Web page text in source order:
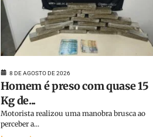
8 DE AGOSTO DE 2026
Homem é preso com quase 15
Kg de...
Motorista realizou uma manobra brusca ao
perceber a...